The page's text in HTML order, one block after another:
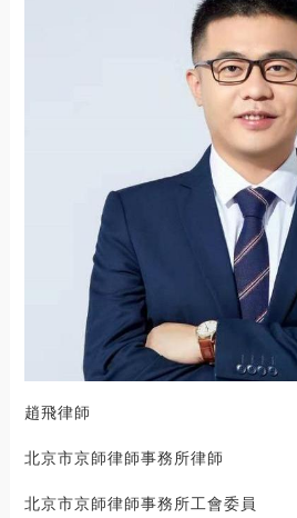
趙飛律師
北京市京師律師事務所律師
北京市京師律師事務所工會委員